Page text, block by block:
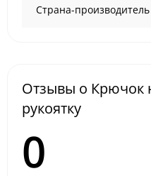
Страна-производитель
Отзывы о Крючок
рукоятку
0